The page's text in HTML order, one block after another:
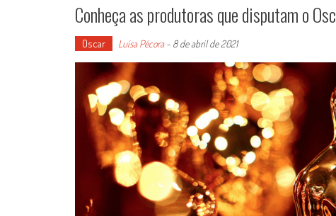
Conheça as produtoras que disputam o
Oscar Luísa Pécora- 8 de abril de 2021